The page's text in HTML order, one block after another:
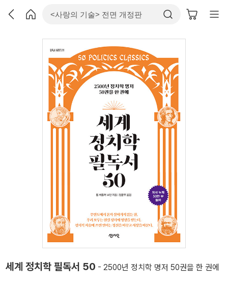
세계 정치학 필독서 50 - 2500년 정치학 명저 50권을 한 권에